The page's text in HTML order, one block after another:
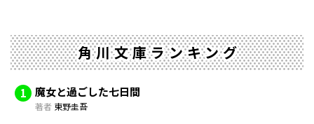
角川文庫ランキング
1 魔女と過ごした七日間
著者 東野圭吾